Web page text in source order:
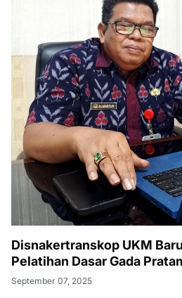
Disnakertranskop UKM
Pelatihan Dasar Gada
September 07, 2025